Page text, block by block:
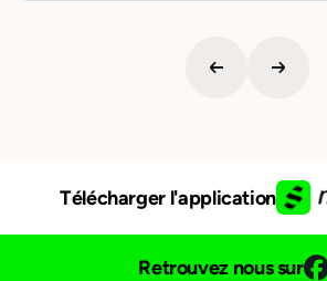
Télécharger l'application
Retrouvez nous sur